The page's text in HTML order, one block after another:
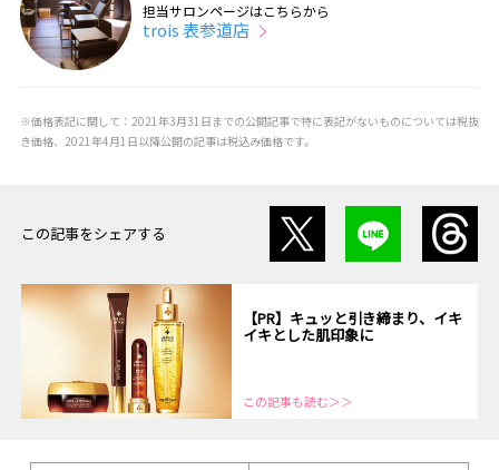
担当サロンページはこちらから
trois 表参道店
※価格表記に関して：2021年3月31日までの公開記事で特に表記がないものについては税抜
き価格、2021年4月1日以降公開の記事は税込み価格です。
この記事をシェアする
【PR】キュッと引き締まり、イキ
イキとした肌印象に
この記事も読む＞＞